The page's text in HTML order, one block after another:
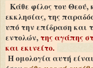
Κάθε φίλος του Θεού,
εκκλησίας, της
υπό την επίδραση και
εντολών,της αγάπης
και εκινείτο.
Η ομολογία αυτή